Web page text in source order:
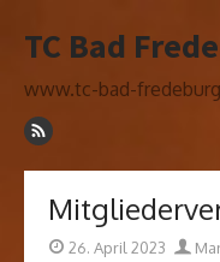
to
TC Bad
www.tc-bad-
Posted
26. April 2023